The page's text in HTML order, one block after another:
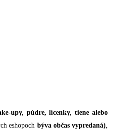
upy, púdre, lícenky, tiene alebo
eshopoch býva občas vypredaná),